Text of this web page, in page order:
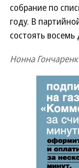
собрание по
году. В
состоять восемь
Нонна